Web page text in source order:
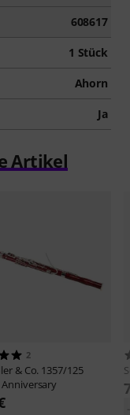
608617
1 Stück
Ahorn
Ja
Artikel
2
& Co. 1357/125